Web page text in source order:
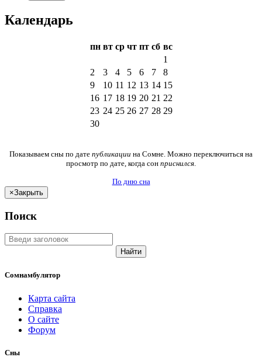
Календарь
пн вт ср чт пт сб вс
1
2
3 4 5 6 7
8
9
10 11 12 13 14 15
16 17 18 19 20 21 22
23 24 25 26 27 28 29
30
Показываем сны по дате публикации на Сомне. Можно переключиться на
просмотр по дате, когда сон приснился
По дню сна
×Закрыть
Поиск
Найти
Сомнамбулятор
Карта сайта
Справка
О сайте
Форум
Сны